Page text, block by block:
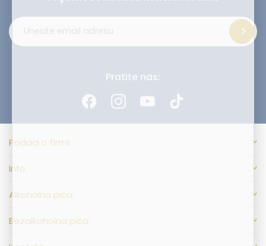
Pratite nas:
Podaci o firmi:
Info:
Alkoholna pića:
Bezalkoholna pića: